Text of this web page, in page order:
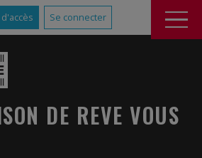
Se connecter
DE REVE VOUS